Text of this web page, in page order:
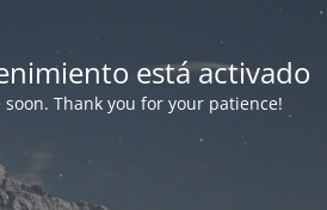
está activado
Thank you for your patience!